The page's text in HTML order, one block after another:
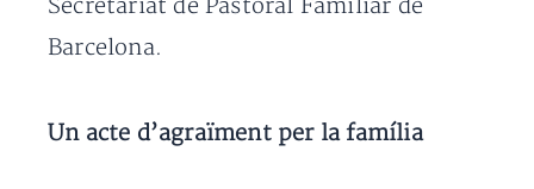
Secretariat de Pastoral Familiar de
Barcelona.
Un acte d’agraïment per la família